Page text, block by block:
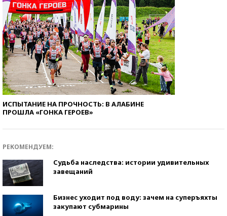
ИСПЫТАНИЕ НА ПРОЧНОСТЬ: В АЛАБИНЕ
ПРОШЛА «ГОНКА ГЕРОЕВ»
РЕКОМЕНДУЕМ:
Судьба наследства: истории удивительных
завещаний
Бизнес уходит под воду: зачем на суперъяхты
закупают субмарины